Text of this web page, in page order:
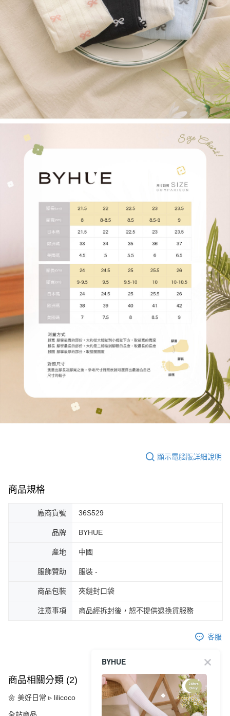
顯示電腦版詳細說明
商品規格
廠商貨號 36S529
品牌 BYHUE
產地 中國
服飾贊助 服裝 -
商品包裝 夾鏈封口袋
注意事項 商品經拆封後，恕不提供退換貨服務
客服
商品相關分類 (2)
🌼 美好日常 ▹ lilicoco
BYHUE